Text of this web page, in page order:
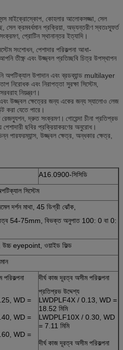
মাইক্রোস্কোপ, কোহলার আলোকসজ্জা, সেল
সেল ক্রমবর্ধমান প্রক্রিয়া, অভ্যন্তরীণ স্বতঃস্ফূর্ত
প্রোটিন স্থানান্তর ইত্যাদি।
সংশোধন, পেশাদার পরিকল্পনা আধা-
তীক্ষ্ণ এবং উজ্জ্বল প্রতিচ্ছবি চিত্র উপস্থাপন
অপটিক্যাল উপাদান এবং ব্রডব্যান্ড multilayer
এবং নিরাপত্তা সুরক্ষা সিস্টেম,
নিয়ন্ত্রণ।
উজ্জ্বল ক্ষেত্রের জন্য একের জন্য স্যালোও লেজ
করা যেতে পারে।
রেজল্যুশন, দ্রুত সংক্রমণ। গোয়েন্দা চীনা প্রতিপ্রভ
ছবির প্রক্রিয়াকরণের অনুরোধ।
উজ্জ্বল ক্ষেত্র, অন্ধকার ক্ষেত্র,
A16.0900-সিসিডি
সিস্টেম
দর্শন মাথা, 45 ডিগ্রী ঝোঁক,
54-75mm, বিভক্ত অনুপাত 100: 0 বা 0:
eyepoint, ওয়াইড ফিল্ড
WD =
WD =
WD =
দীর্ঘ কাজ দূরত্ব অসীম পরিকল্পনা
প্রতিপ্রভ উদ্দেশ্য
LWDPLF4X / 0.13, WD =
18.52 মিমি
LWDPLF10X / 0.30, WD
= 7.11 মিমি
দীর্ঘ কাজ দূরত্ব অসীম পরিকল্পনা